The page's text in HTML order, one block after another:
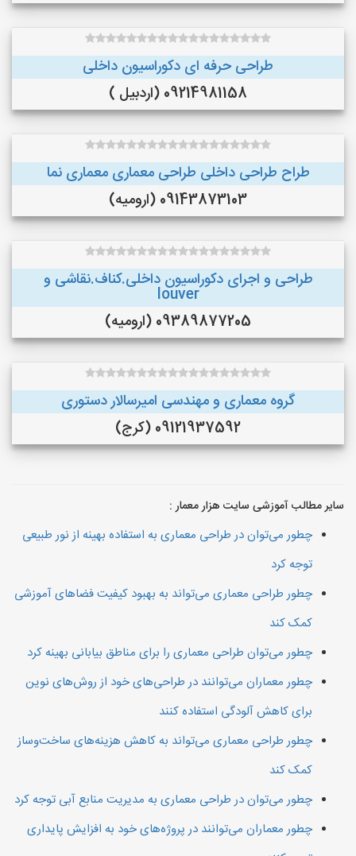
طراحی حرفه ای دکوراسیون داخلی
09214981158 (اردبیل )
طراح طراحی داخلی طراحی معماری معماری نما
09143873103 (ارومیه)
طراحی و اجرای دکوراسیون داخلی.کناف.نقاشی و
louver
09389877205 (ارومیه)
گروه معماری و مهندسی امیرسالار دستوری
09121937592 (کرج)
سایر مطالب آموزشی سایت هزار معمار :
چطور می‌توان در طراحی معماری به استفاده بهینه از نور طبیعی
توجه کرد
چطور طراحی معماری می‌تواند به بهبود کیفیت فضاهای آموزشی
کمک کند
چطور می‌توان طراحی معماری را برای مناطق بیابانی بهینه کرد
چطور معماران می‌توانند در طراحی‌های خود از روش‌های نوین
برای کاهش آلودگی استفاده کنند
چطور طراحی معماری می‌تواند به کاهش هزینه‌های ساخت‌وساز
کمک کند
چطور می‌توان در طراحی معماری به مدیریت منابع آبی توجه کرد
چطور معماران می‌توانند در پروژه‌های خود به افزایش پایداری